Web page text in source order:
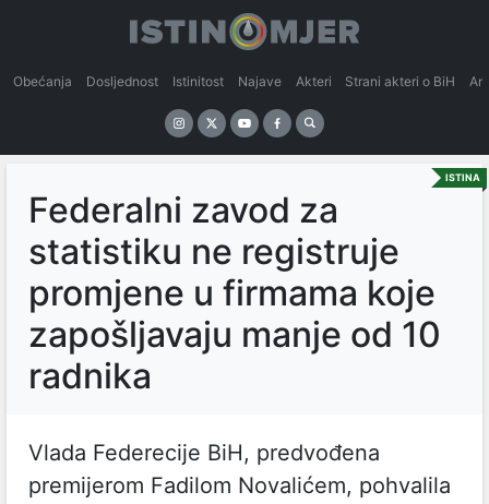
Obećanja Dosljednost Istinitost Najave Akteri Strani akteri o BiH
ISTINA
Federalni zavod za
statistiku ne registruje
promjene u firmama koje
zapošljavaju manje od 10
radnika
Vlada Federecije BiH, predvođena
premijerom Fadilom Novalićem, pohvalila